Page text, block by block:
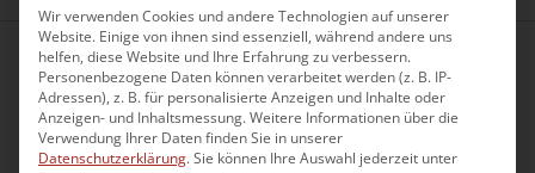
Wir verwenden Cookies und andere Technologien auf unserer
Website. Einige von ihnen sind essenziell, während andere uns
helfen, diese Website und Ihre Erfahrung zu verbessern.
Personenbezogene Daten können verarbeitet werden (z. B. IP-
Adressen), z. B. für personalisierte Anzeigen und Inhalte oder
Anzeigen- und Inhaltsmessung.Weitere Informationen über die
Verwendung Ihrer Daten finden Sie in unserer
Datenschutzerklärung.Sie können Ihre Auswahl jederzeit unter